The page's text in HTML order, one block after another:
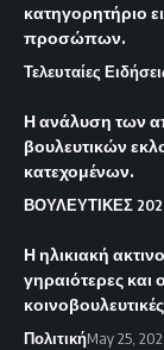
κατηγορητήριο
προσώπων.
Τελευταίες
Η ανάλυση των
βουλευτικών
κατεχομένων.
ΒΟΥΛΕΥΤΙΚΕΣ
Η ηλικιακή
γηραιότερες και
ΠολιτικήMay 25,